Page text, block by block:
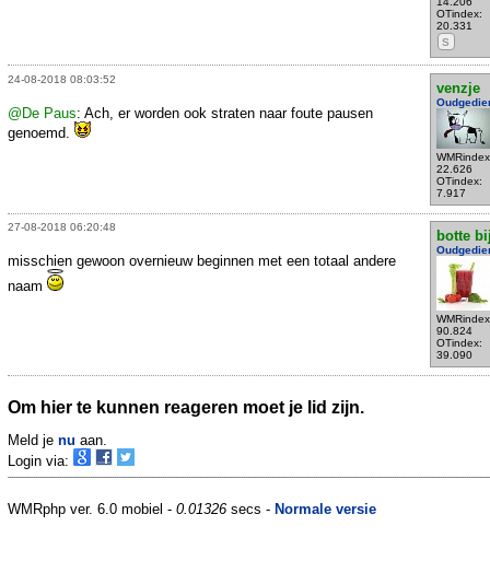
OTindex:
20.331
S
24-08-2018 08:03:52
venzje
22.626
OTindex:
7.917
@De Paus: Ach, er worden ook straten naar foute pausen
genoemd.
27-08-2018 06:20:48
botte
90.824
OTindex:
39.090
misschien gewoon overnieuw beginnen met een totaal andere
naam
Om hier te kunnen reageren moet je lid zijn.
Meld je nu aan.
Login via:
WMRphp ver. 6.0 mobiel - 0.01326 secs - Normale versie